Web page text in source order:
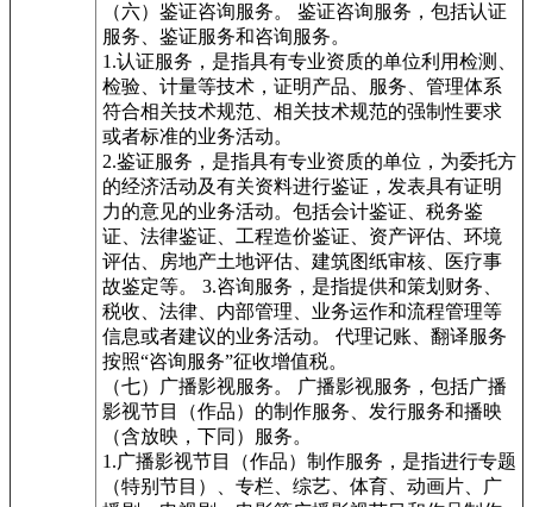
（六）鉴证咨询服务。 鉴证咨询服务，包括认证
服务、鉴证服务和咨询服务。
1.认证服务，是指具有专业资质的单位利用检测、
检验、计量等技术，证明产品、服务、管理体系
符合相关技术规范、相关技术规范的强制性要求
或者标准的业务活动。
2.鉴证服务，是指具有专业资质的单位，为委托方
的经济活动及有关资料进行鉴证，发表具有证明
力的意见的业务活动。包括会计鉴证、税务鉴
证、法律鉴证、工程造价鉴证、资产评估、环境
评估、房地产土地评估、建筑图纸审核、医疗事
故鉴定等。 3.咨询服务，是指提供和策划财务、
税收、法律、内部管理、业务运作和流程管理等
信息或者建议的业务活动。 代理记账、翻译服务
按照“咨询服务”征收增值税。
（七）广播影视服务。 广播影视服务，包括广播
影视节目（作品）的制作服务、发行服务和播映
（含放映，下同）服务。
1.广播影视节目（作品）制作服务，是指进行专题
（特别节目）、专栏、综艺、体育、动画片、广